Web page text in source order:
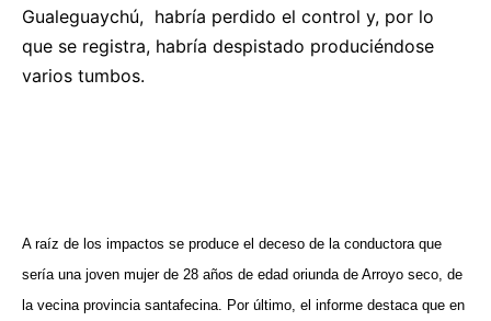
Gualeguaychú, habría perdido el control y, por lo
que se registra, habría despistado produciéndose
varios tumbos.
A raíz de los impactos se produce el deceso de la conductora que
sería una joven mujer de 28 años de edad oriunda de Arroyo seco, de
la vecina provincia santafecina. Por último, el informe destaca que en